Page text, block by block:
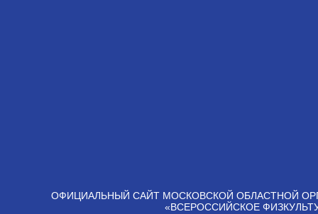
ОФИЦИАЛЬНЫЙ САЙТ МОСКОВСКОЙ ОБЛАСТНОЙ
«ВСЕРОССИЙСКОЕ